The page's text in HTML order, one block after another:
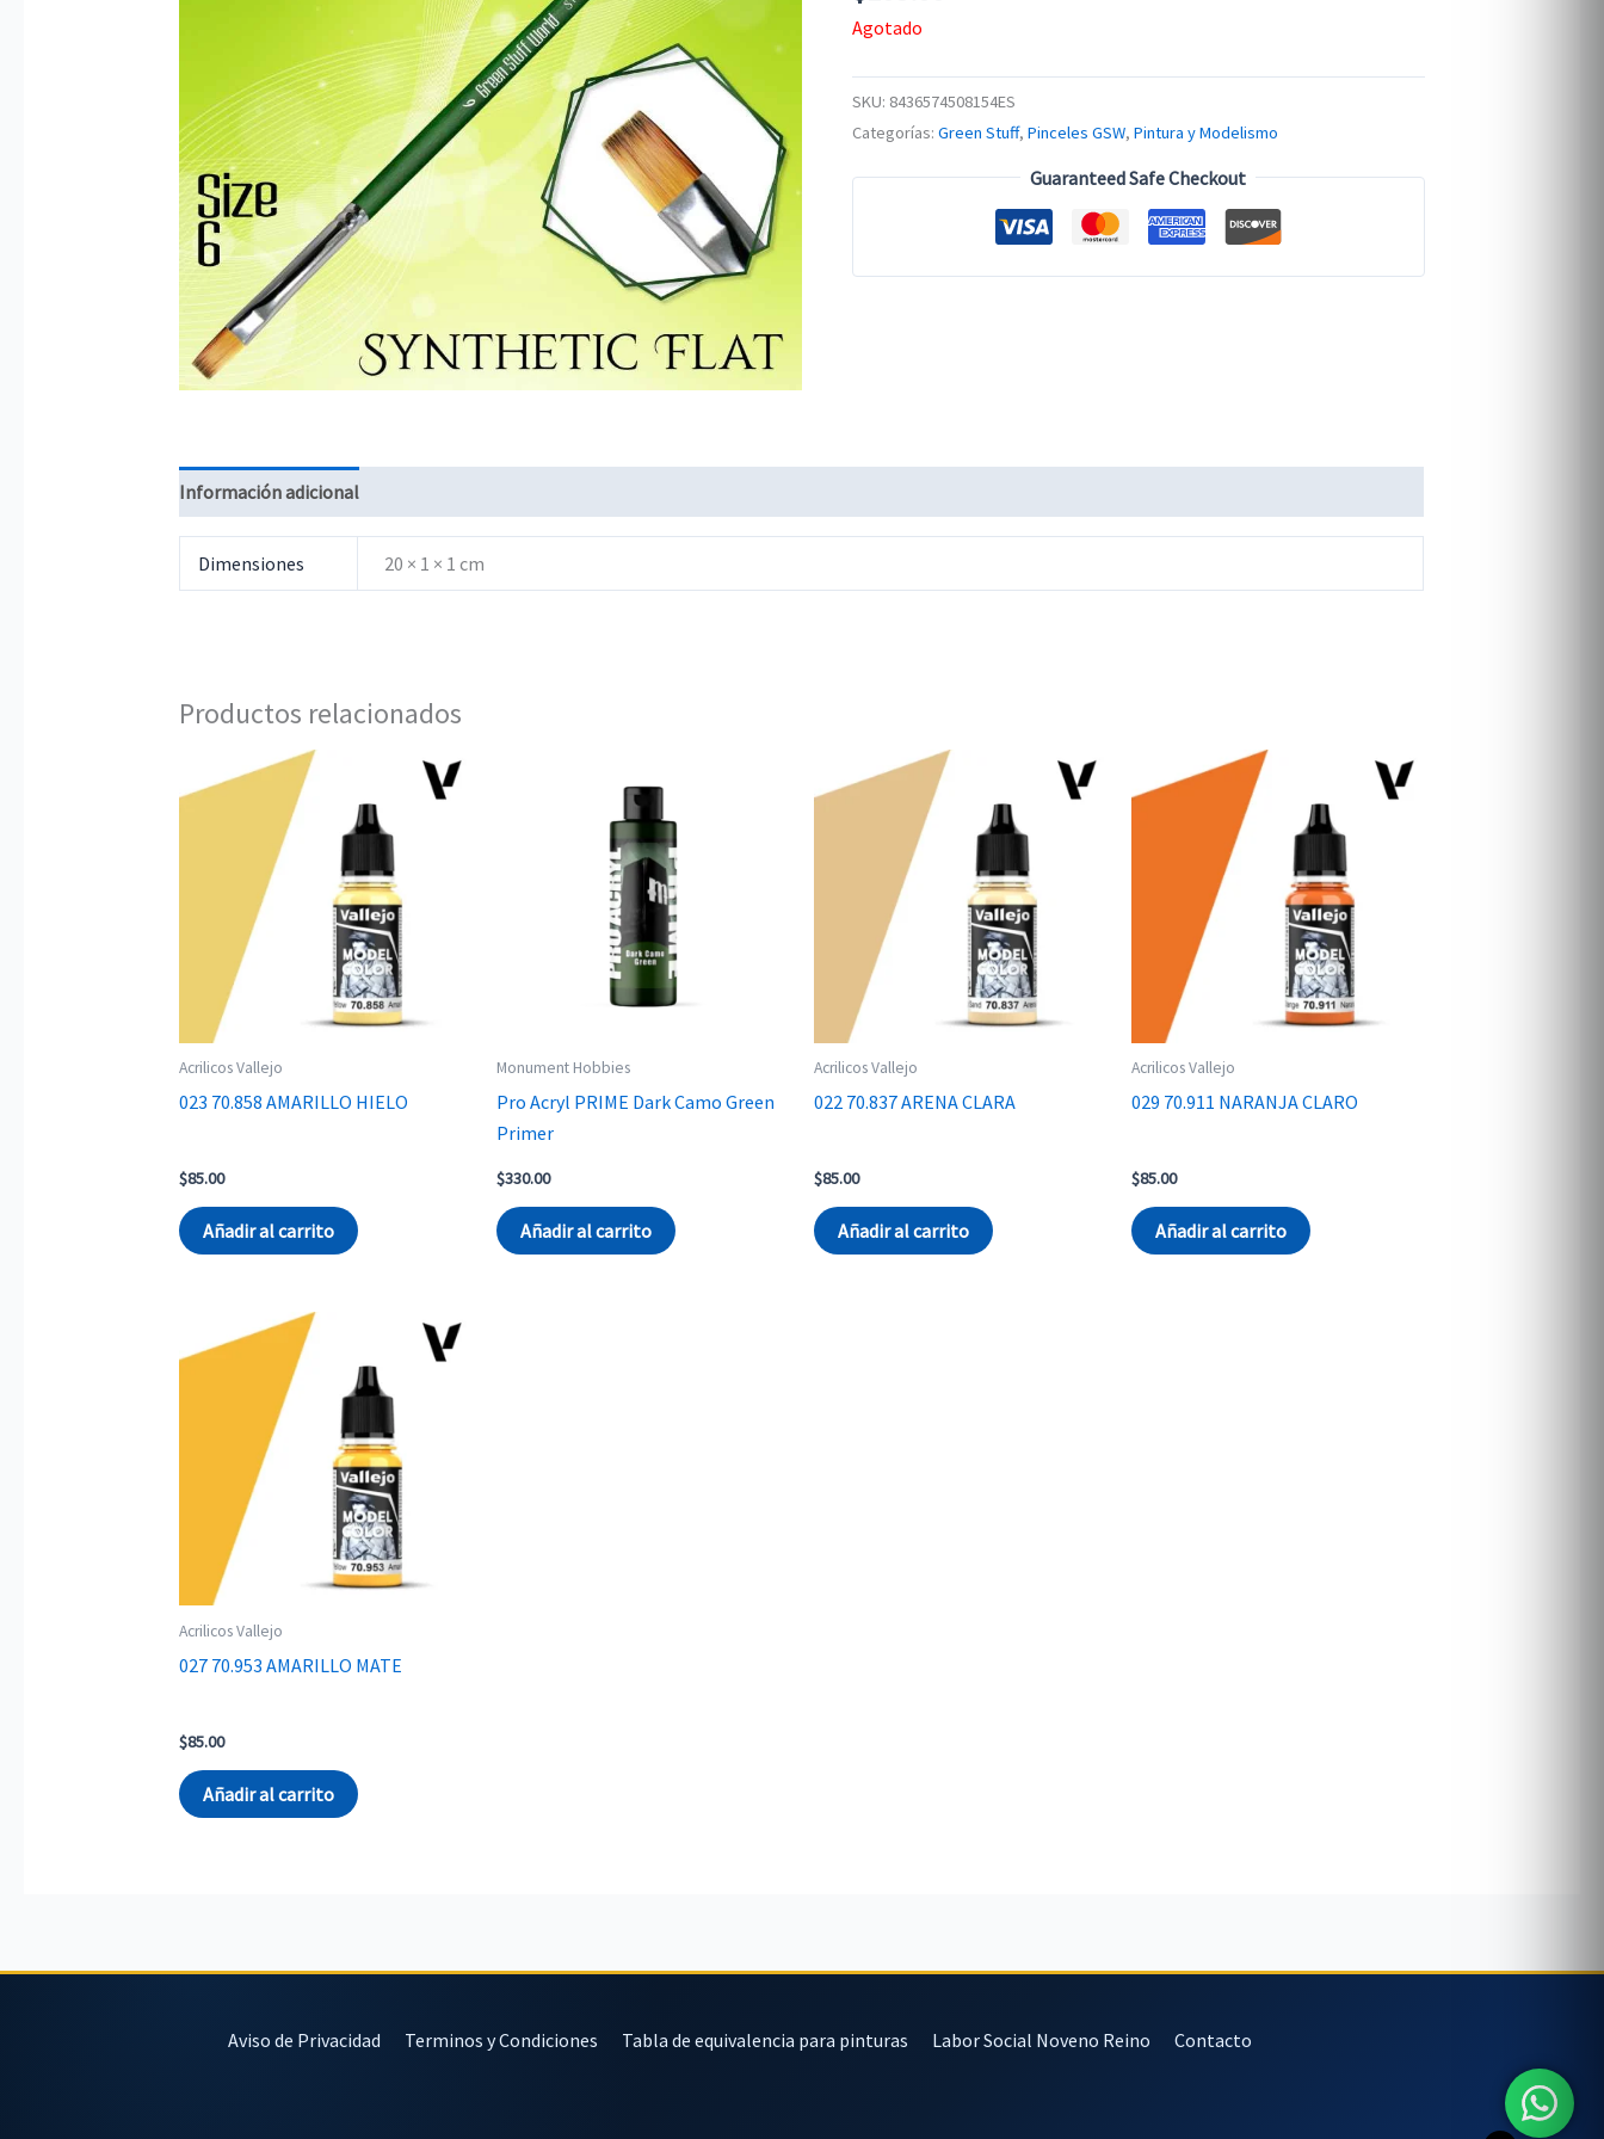
Agotado
SKU: 8436574508154ES
Categorías: Green Stuff, Pinceles GSW, Pintura y Modelismo
Guaranteed Safe Checkout
Información adicional
Dimensiones 20 × 1 × 1 cm
Productos relacionados
Acrilicos Vallejo
023 70.858 AMARILLO HIELO
$85.00
Añadir al carrito
Monument Hobbies
Pro Acryl PRIME Dark Camo Green
Primer
$330.00
Añadir al carrito
Acrilicos Vallejo
022 70.837 ARENA CLARA
$85.00
Añadir al carrito
Acrilicos Vallejo
029 70.911 NARANJA CLARO
$85.00
Añadir al carrito
Acrilicos Vallejo
027 70.953 AMARILLO MATE
$85.00
Añadir al carrito
Aviso de Privacidad Terminos y Condiciones Tabla de equivalencia para pinturas Labor Social Noveno Reino Contacto